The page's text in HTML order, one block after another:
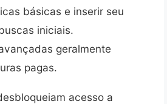
básicas e inserir seu
iniciais.
geralmente
pagas.
acesso a